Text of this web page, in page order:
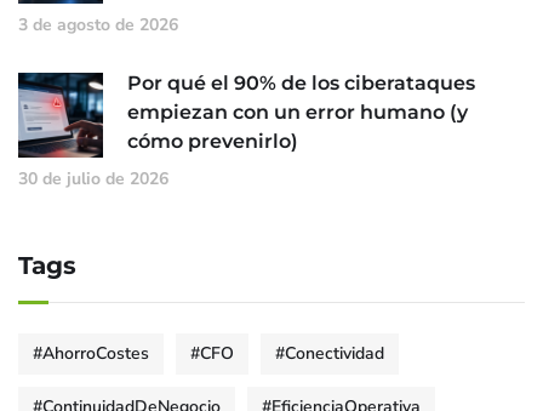
3 de agosto de 2026
Por qué el 90% de los ciberataques
empiezan con un error humano (y
cómo prevenirlo)
30 de julio de 2026
Tags
#AhorroCostes #CFO #Conectividad